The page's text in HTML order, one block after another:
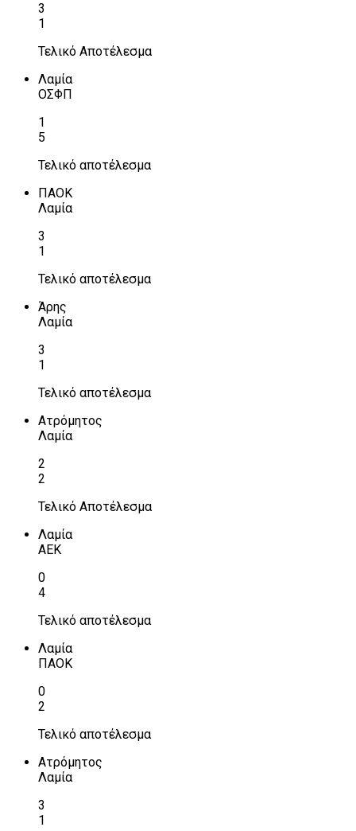
3
1
Τελικό Αποτέλεσμα
Λαμία
ΟΣΦΠ
1
5
Τελικό αποτέλεσμα
ΠΑΟΚ
Λαμία
3
1
Τελικό αποτέλεσμα
Άρης
Λαμία
3
1
Τελικό αποτέλεσμα
Ατρόμητος
Λαμία
2
2
Τελικό Αποτέλεσμα
Λαμία
ΑΕΚ
0
4
Τελικό αποτέλεσμα
Λαμία
ΠΑΟΚ
0
2
Τελικό αποτέλεσμα
Ατρόμητος
Λαμία
3
1